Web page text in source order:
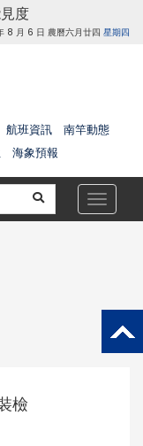
度
8 月 6 日 農曆六月廿四 星期四
航班資訊
南竿動態
海象預報
Toggle
檢